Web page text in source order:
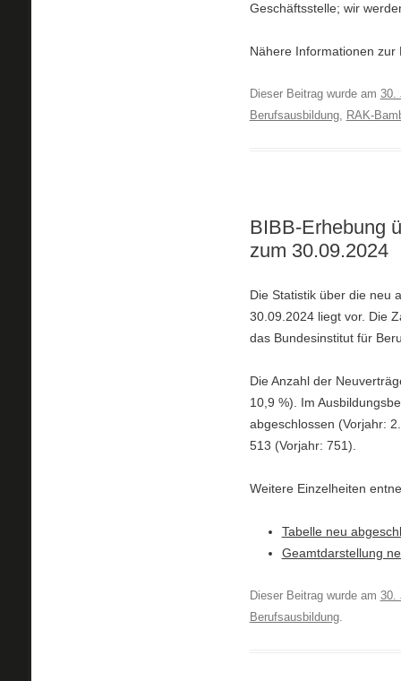
Geschäftsstelle; wir
Nähere Informationen zur
Dieser Beitrag wurde am 30.
Berufsausbildung, RAK-
BIBB-Erhebung
zum 30.09.2024
Die Statistik über die neu
30.09.2024 liegt vor. Die
das Bundesinstitut für
Die Anzahl der
10,9 %). Im
abgeschlossen (Vorjahr:
513 (Vorjahr: 751).
Weitere Einzelheiten
Tabelle neu
Geamtdarstellung
Dieser Beitrag wurde am 30.
Berufsausbildung.